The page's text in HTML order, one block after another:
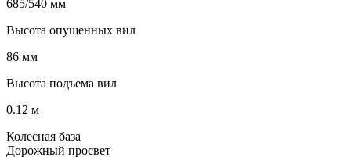
685/540 мм
Высота опущенных вил
86 мм
Высота подъема вил
0.12 м
Колесная база
Дорожный просвет